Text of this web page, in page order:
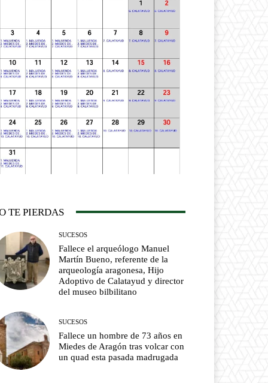
TE PIERDAS
SUCESOS
Fallece el arqueólogo Manuel
Martín Bueno, referente de la
arqueología aragonesa, Hijo
Adoptivo de Calatayud y director
del museo bilbilitano
SUCESOS
Fallece un hombre de 73 años en
Miedes de Aragón tras volcar con
un quad esta pasada madrugada